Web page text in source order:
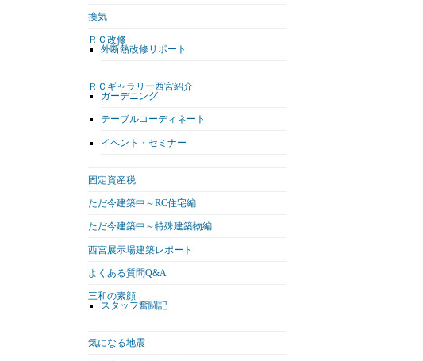
換気
ＲＣ改修
外断熱改修リポート
ＲＣギャラリー西宮紹介
ガーデニング
テーブルコーディネート
イベント・セミナー
固定資産税
ただ今建築中～RC住宅編
ただ今建築中～特殊建築物編
西宮展示場建築レポート
よくある質問Q&A
三和の素顔
スタッフ奮闘記
気になる地震